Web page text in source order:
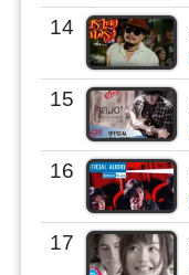
14
15
16
17